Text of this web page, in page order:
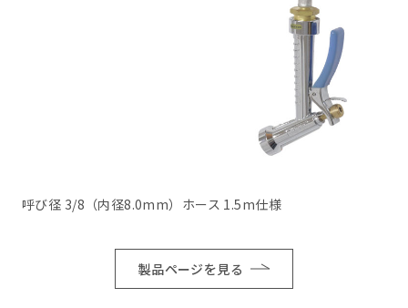
呼び径 3/8（内径8.0mm）ホース 1.5m仕様
製品ページを見る